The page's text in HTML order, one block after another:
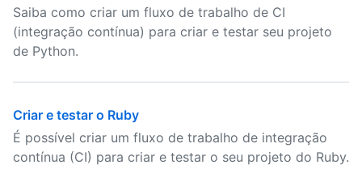
Saiba como criar um fluxo de trabalho de CI
(integração contínua) para criar e testar seu projeto
de Python.
Criar e testar o Ruby
É possível criar um fluxo de trabalho de integração
contínua (CI) para criar e testar o seu projeto do Ruby.